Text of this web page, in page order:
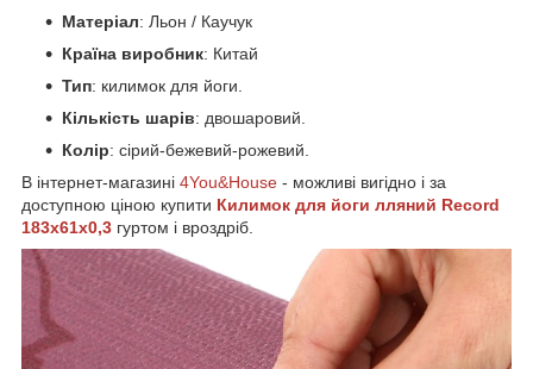
Матеріал: Льон / Каучук
Країна виробник: Китай
Тип: килимок для йоги.
Кількість шарів: двошаровий.
Колір: сірий-бежевий-рожевий.
В інтернет-магазині 4You&House - можливі вигідно і за
доступною ціною купити Килимок для йоги лляний Record
183x61x0,3 гуртом і вроздріб.